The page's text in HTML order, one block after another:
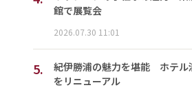
館で展覧会
2026.07.30 11:01
5.
紀伊勝浦の魅力を堪能 ホテル
をリニューアル